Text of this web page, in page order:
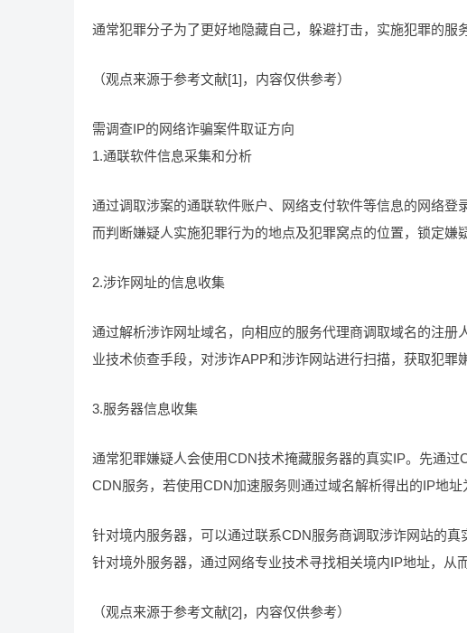
通常犯罪分子为了更好地隐藏自己，躲避打击，实施犯罪的服
（观点来源于参考文献[1]，内容仅供参考）
需调查IP的网络诈骗案件取证方向
1.通联软件信息采集和分析
通过调取涉案的通联软件账户、网络支付软件等信息的网络
而判断嫌疑人实施犯罪行为的地点及犯罪窝点的位置，锁定嫌
2.涉诈网址的信息收集
通过解析涉诈网址域名，向相应的服务代理商调取域名的注
业技术侦查手段，对涉诈APP和涉诈网站进行扫描，获取犯罪
3.服务器信息收集
通常犯罪嫌疑人会使用CDN技术掩藏服务器的真实IP。先通
CDN服务，若使用CDN加速服务则通过域名解析得出的IP地
针对境内服务器，可以通过联系CDN服务商调取涉诈网站的
针对境外服务器，通过网络专业技术寻找相关境内IP地址，从
（观点来源于参考文献[2]，内容仅供参考）